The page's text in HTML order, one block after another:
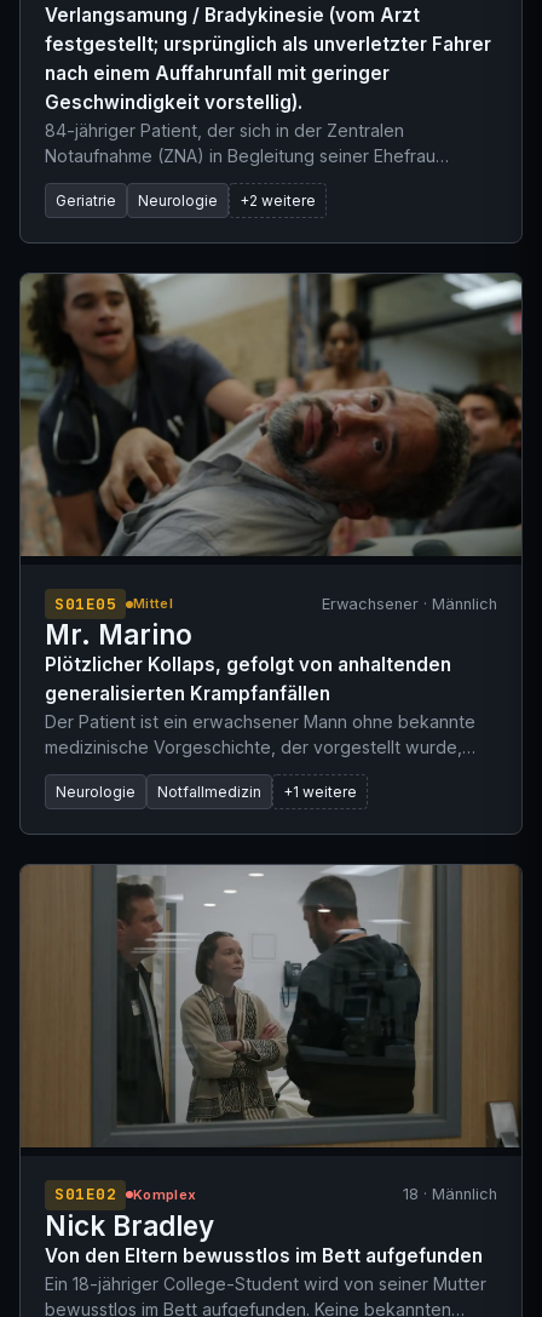
Verlangsamung / Bradykinesie (vom Arzt
festgestellt; ursprünglich als unverletzter Fahrer
nach einem Auffahrunfall mit geringer
Geschwindigkeit vorstellig).
84-jähriger Patient, der sich in der Zentralen
Notaufnahme (ZNA) in Begleitung seiner Ehefrau
vorstellt, die er beim langsamen Rückwärtsfahren
versehentlich angefahren hat. Der Patient verneint
ataktisches Gangbild, verlangsamte Bewegungsabläufe
und Gleichgewichtsstörungen. Die Tochter des
Patienten berichtet von einer kürzlich aufgetretenen
Verschlechterung der Mobilität bei beiden Elternteilen
und erwähnt, dass der Patient von einem komplexen
Ärzteteam ('einem ganzen Team von Fachärzten')
betreut wird.
Geriatrie Neurologie +2 weitere
S01E05 Mittel Erwachsener · Männlich
Mr. Marino
Plötzlicher Kollaps, gefolgt von anhaltenden
generalisierten Krampfanfällen
Der Patient ist ein erwachsener Mann ohne bekannte
medizinische Vorgeschichte, der vorgestellt wurde,
nachdem er plötzlich und ohne Vorwarnung zu Boden
gestürzt war. Die anfängliche neurologische
anschließend im Wartezimmerstuhl einen anhaltenden
generalisierten tonisch-klonischen Krampfanfall. Die
Gesamtdauer des Anfalls überschritt 4-5 Minuten,
womit die Kriterien eines Status epilepticus erfüllt sind.
Neurologie Notfallmedizin +1 weitere
S01E02 Komplex 18 · Männlich
Nick Bradley
Von den Eltern bewusstlos im Bett aufgefunden
Ein 18-jähriger College-Student wird von seiner Mutter
bewusstlos im Bett aufgefunden. Keine bekannten